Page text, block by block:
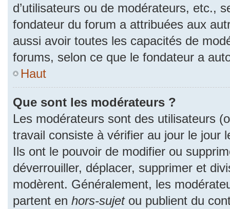
d’utilisateurs ou de modérateurs, etc.,
fondateur du forum a attribuées aux
aussi avoir toutes les capacités de
forums, selon ce que le fondateur a
Haut
Que sont les modérateurs ?
Les modérateurs sont des utilisateurs
travail consiste à vérifier au jour le jour
Ils ont le pouvoir de modifier ou
déverrouiller, déplacer, supprimer et
modèrent. Généralement, les
partent en hors-sujetou publient du